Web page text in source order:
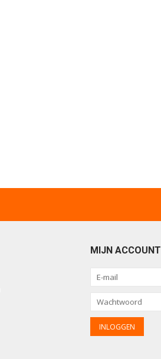
MIJN ACCOUNT